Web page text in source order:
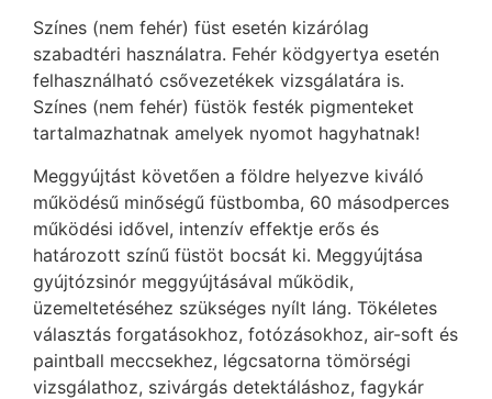
Színes (nem fehér) füst esetén kizárólag
szabadtéri használatra. Fehér ködgyertya esetén
felhasználható csővezetékek vizsgálatára is.
Színes (nem fehér) füstök festék pigmenteket
tartalmazhatnak amelyek nyomot hagyhatnak!
Meggyújtást követően a földre helyezve kiváló
működésű minőségű füstbomba, 60 másodperces
működési idővel, intenzív effektje erős és
határozott színű füstöt bocsát ki. Meggyújtása
gyújtózsinór meggyújtásával működik,
üzemeltetéséhez szükséges nyílt láng. Tökéletes
választás forgatásokhoz, fotózásokhoz, air-soft és
paintball meccsekhez, légcsatorna tömörségi
vizsgálathoz, szivárgás detektáláshoz, fagykár